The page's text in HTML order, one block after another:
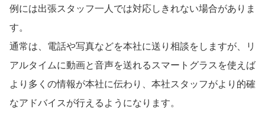
例には出張スタッフ一人では対応しきれない場合がありま
す。
通常は、電話や写真などを本社に送り相談をしますが、リ
アルタイムに動画と音声を送れるスマートグラスを使えば
より多くの情報が本社に伝わり、本社スタッフがより的確
なアドバイスが行えるようになります。